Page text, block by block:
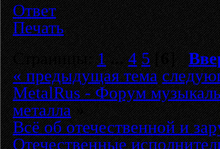
Ответ
Печать
Страницы:1 ...4 5[6]
« предыдущая тема
MetalRus - Форум
металла»
Всё об отечественной и
Отечественные